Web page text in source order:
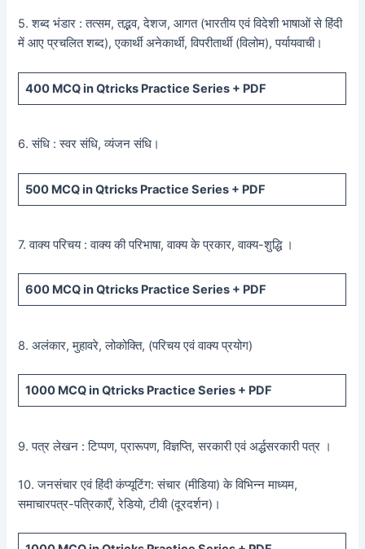
5. शब्द भंडार : तत्सम, तद्भव, देशज, आगत (भारतीय एवं विदेशी भाषाओं से हिंदी
में आए प्रचलित शब्द), एकार्थी अनेकार्थी, विपरीतार्थी (विलोम), पर्यायवाची।
400 MCQ in Qtricks Practice Series + PDF
6. संधि : स्वर संधि, व्यंजन संधि।
500 MCQ in Qtricks Practice Series + PDF
7. वाक्य परिचय : वाक्य की परिभाषा, वाक्य के प्रकार, वाक्य-शुद्धि ।
600 MCQ in Qtricks Practice Series + PDF
8. अलंकार, मुहावरे, लोकोक्ति, (परिचय एवं वाक्य प्रयोग)
1000 MCQin Qtricks Practice Series + PDF
9. पत्र लेखन : टिप्पण, प्रारूपण, विज्ञप्ति, सरकारी एवं अर्द्धसरकारी पत्र ।
10. जनसंचार एवं हिंदी कंप्यूटिंग: संचार (मीडिया) के विभिन्न माध्यम,
समाचारपत्र-पत्रिकाएँ, रेडियो, टीवी (दूरदर्शन)।